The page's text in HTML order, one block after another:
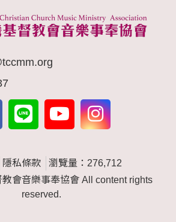
隱私條款
瀏覽量：276,712
會音樂事奉協會 All content rights
reserved.